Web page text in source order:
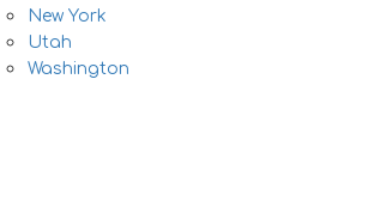
New York
Utah
Washington